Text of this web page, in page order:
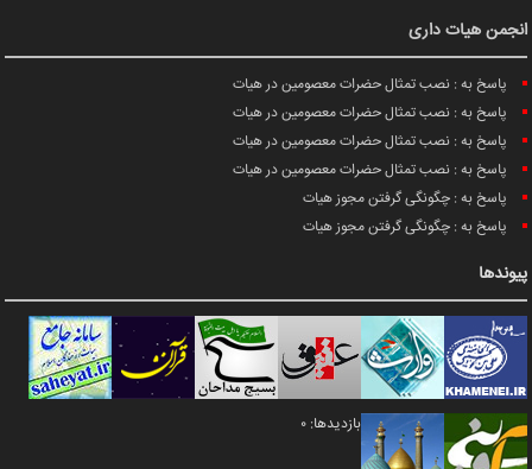
انجمن هیات داری
پاسخ به : نصب تمثال حضرات معصومین در هیات
پاسخ به : نصب تمثال حضرات معصومین در هیات
پاسخ به : نصب تمثال حضرات معصومین در هیات
پاسخ به : نصب تمثال حضرات معصومین در هیات
پاسخ به : چگونگی گرفتن مجوز هیات
پاسخ به : چگونگی گرفتن مجوز هیات
پیوندها
بازدیدها: 0